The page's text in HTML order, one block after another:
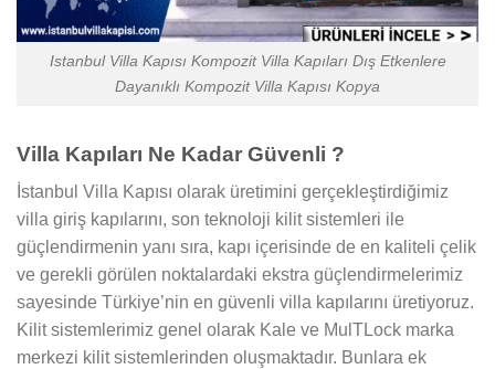
Istanbul Villa Kapısı Kompozit Villa Kapıları Dış Etkenlere
Dayanıklı Kompozit Villa Kapısı Kopya
Villa Kapıları Ne Kadar Güvenli ?
İstanbul Villa Kapısı olarak üretimini gerçekleştirdiğimiz
villa giriş kapılarını, son teknoloji kilit sistemleri ile
güçlendirmenin yanı sıra, kapı içerisinde de en kaliteli çelik
ve gerekli görülen noktalardaki ekstra güçlendirmelerimiz
sayesinde Türkiye’nin en güvenli villa kapılarını üretiyoruz.
Kilit sistemlerimiz genel olarak Kale ve MulTLock marka
merkezi kilit sistemlerinden oluşmaktadır. Bunlara ek